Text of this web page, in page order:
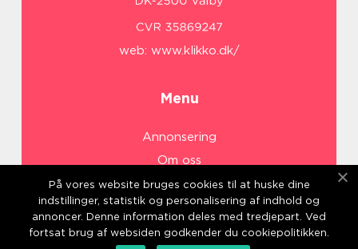
web: www.klikko.dk/
Menu
Annonsering
Om oss
Cookies
Kontakta oss
Sitemap
På vores website bruges cookies til at huske dine
indstillinger, statistik og personalisering af indhold og
annoncer. Denne information deles med tredjepart. Ved
fortsat brug af websiden godkender du cookiepolitikken.